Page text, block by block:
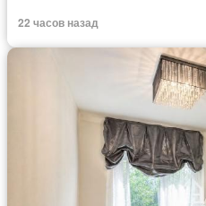
22 часов назад